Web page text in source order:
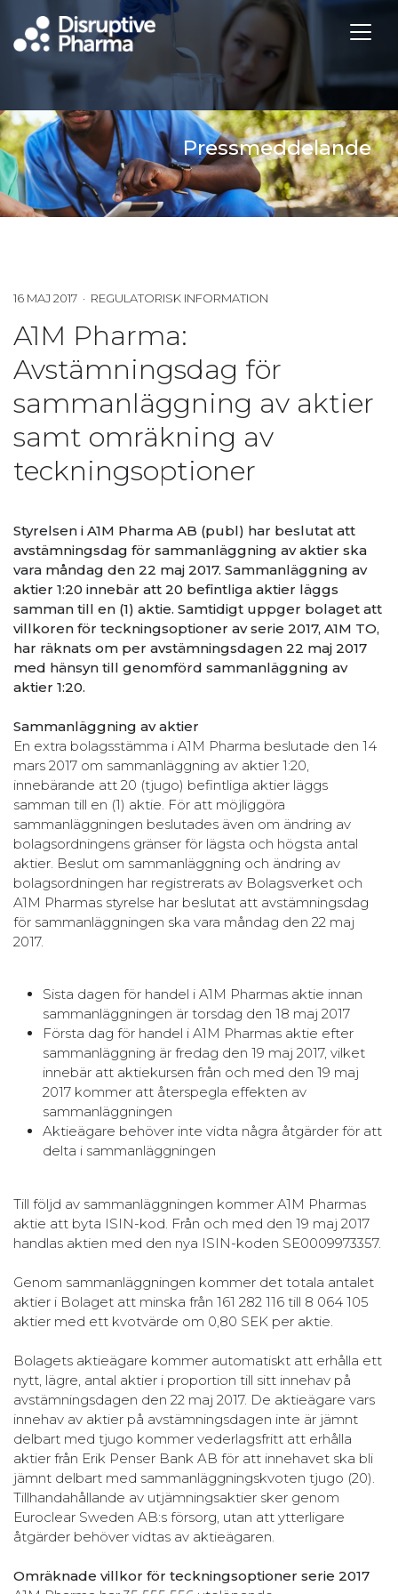
Pressmeddelande
16 MAJ 2017 · REGULATORISK INFORMATION
A1M Pharma:
Avstämningsdag för
sammanläggning av aktier
samt omräkning av
teckningsoptioner
Styrelsen i A1M Pharma AB (publ) har beslutat att
avstämningsdag för sammanläggning av aktier ska
vara måndag den 22 maj 2017. Sammanläggning av
aktier 1:20 innebär att 20 befintliga aktier läggs
samman till en (1) aktie. Samtidigt uppger bolaget att
villkoren för teckningsoptioner av serie 2017, A1M TO,
har räknats om per avstämningsdagen 22 maj 2017
med hänsyn till genomförd sammanläggning av
aktier 1:20.
Sammanläggning av aktier
En extra bolagsstämma i A1M Pharma beslutade den 14
mars 2017 om sammanläggning av aktier 1:20,
innebärande att 20 (tjugo) befintliga aktier läggs
samman till en (1) aktie. För att möjliggöra
sammanläggningen beslutades även om ändring av
bolagsordningens gränser för lägsta och högsta antal
aktier. Beslut om sammanläggning och ändring av
bolagsordningen har registrerats av Bolagsverket och
A1M Pharmas styrelse har beslutat att avstämningsdag
för sammanläggningen ska vara måndag den 22 maj
2017.
Sista dagen för handel i A1M Pharmas aktie innan
sammanläggningen är torsdag den 18 maj 2017
Första dag för handel i A1M Pharmas aktie efter
sammanläggning är fredag den 19 maj 2017, vilket
innebär att aktiekursen från och med den 19 maj
2017 kommer att återspegla effekten av
sammanläggningen
Aktieägare behöver inte vidta några åtgärder för att
delta i sammanläggningen
Till följd av sammanläggningen kommer A1M Pharmas
aktie att byta ISIN-kod. Från och med den 19 maj 2017
handlas aktien med den nya ISIN-koden SE0009973357.
Genom sammanläggningen kommer det totala antalet
aktier i Bolaget att minska från 161 282 116 till 8 064 105
aktier med ett kvotvärde om 0,80 SEK per aktie.
Bolagets aktieägare kommer automatiskt att erhålla ett
nytt, lägre, antal aktier i proportion till sitt innehav på
avstämningsdagen den 22 maj 2017. De aktieägare vars
innehav av aktier på avstämningsdagen inte är jämnt
delbart med tjugo kommer vederlagsfritt att erhålla
aktier från Erik Penser Bank AB för att innehavet ska bli
jämnt delbart med sammanläggningskvoten tjugo (20).
Tillhandahållande av utjämningsaktier sker genom
Euroclear Sweden AB:s försorg, utan att ytterligare
åtgärder behöver vidtas av aktieägaren.
Omräknade villkor för teckningsoptioner serie 2017